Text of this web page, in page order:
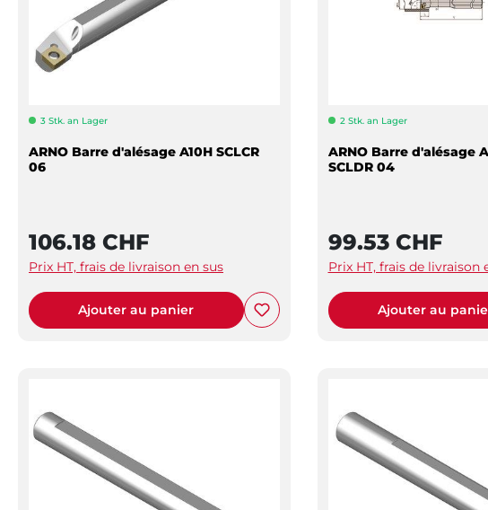
3 Stk. an Lager
ARNO Barre d'alésage A10H SCLCR
06
106.18 CHF
Prix HT, frais de livraison en sus
Ajouter au panier
2 Stk. an Lager
ARNO Barre d'alésage
SCLDR 04
99.53 CHF
Prix HT, frais de livraison
Ajouter au